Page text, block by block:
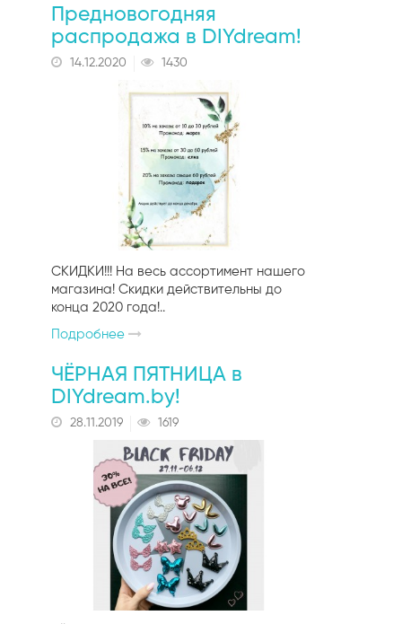
рисунком
Сахарные тычинки
Тычинки с блёстками
Матовые тычинки
Глянцевые тычинки
Фигурные дыроколы
Флок-пудра
Предновогодняя
распродажа в DIYdream!
14.12.2020 1430
СКИДКИ!!! На весь ассортимент нашего
магазина! Скидки действительны до
конца 2020 года!..
Подробнее
ЧЁРНАЯ ПЯТНИЦА в
DIYdream.by!
28.11.2019 1619